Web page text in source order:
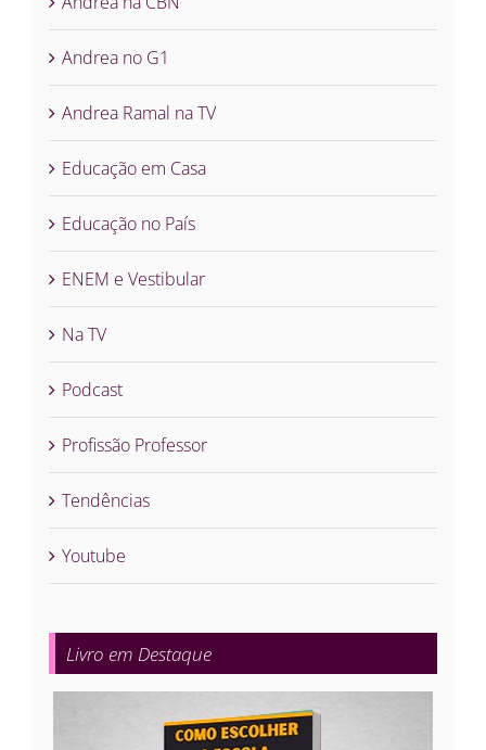
Andrea no G1
Andrea Ramal na TV
Educação em Casa
Educação no País
ENEM e Vestibular
Na TV
Podcast
Profissão Professor
Tendências
Youtube
Livro em Destaque